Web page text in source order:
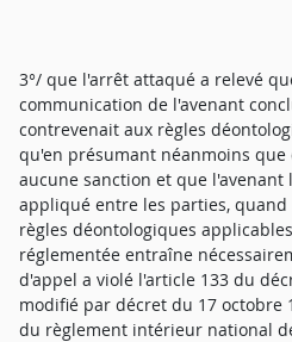
3°/ que l'arrêt attaqué a relevé
communication de l'avenant
contrevenait aux règles
qu'en présumant néanmoins
aucune sanction et que
appliqué entre les parties, quand
règles déontologiques
réglementée entraîne
d'appel a violé l'article 133 du
modifié par décret du 17 octobre
du règlement intérieur national